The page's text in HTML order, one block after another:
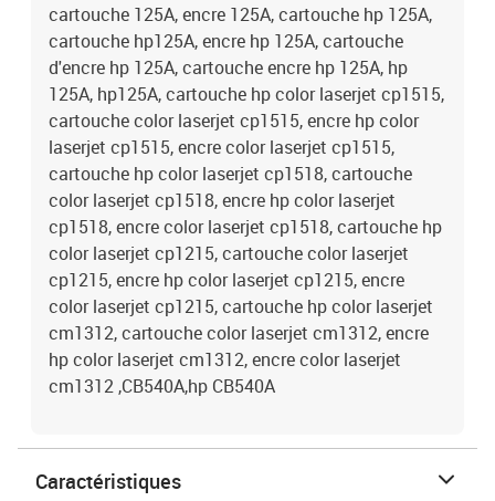
cartouche 125A, encre 125A, cartouche hp 125A,
cartouche hp125A, encre hp 125A, cartouche
d'encre hp 125A, cartouche encre hp 125A, hp
125A, hp125A, cartouche hp color laserjet cp1515,
cartouche color laserjet cp1515, encre hp color
laserjet cp1515, encre color laserjet cp1515,
cartouche hp color laserjet cp1518, cartouche
color laserjet cp1518, encre hp color laserjet
cp1518, encre color laserjet cp1518, cartouche hp
color laserjet cp1215, cartouche color laserjet
cp1215, encre hp color laserjet cp1215, encre
color laserjet cp1215, cartouche hp color laserjet
cm1312, cartouche color laserjet cm1312, encre
hp color laserjet cm1312, encre color laserjet
cm1312 ,CB540A,hp CB540A
Caractéristiques